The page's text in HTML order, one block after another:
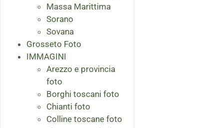
Massa Marittima
Sorano
Sovana
Grosseto Foto
IMMAGINI
Arezzo e provincia
foto
Borghi toscani foto
Chianti foto
Colline toscane foto